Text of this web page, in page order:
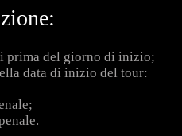
prima del giorno di inizio;
data di inizio del tour: